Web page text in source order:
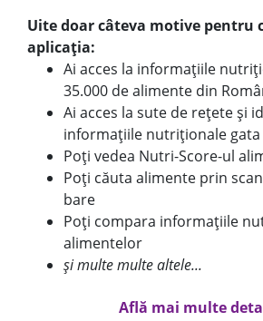
Uite doar câteva motive pentru
aplicația:
Ai acces la informațiile
35.000 de alimente din
Ai acces la sute de rețete și
informațiile nutriționale
Poți vedea Nutri-Score-ul
Poți căuta alimente prin
bare
Poți compara informațiile
alimentelor
și multe multe altele...
Află mai multe